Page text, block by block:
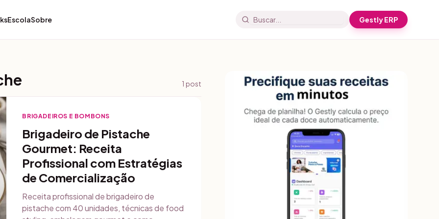
EscolaSobre Buscar artigos e receitas Gestly ERP
1 post
BRIGADEIROS E BOMBONS
Brigadeiro de Pistache
Gourmet: Receita
Profissional com Estratégias
de Comercialização
Receita profissional de brigadeiro de
pistache com 40 unidades, técnicas de food